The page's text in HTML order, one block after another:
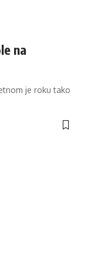
na
je roku tako